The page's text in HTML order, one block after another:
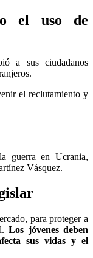
el uso de
a sus ciudadanos
el reclutamiento y
guerra en Ucrania,
Vásquez.
para proteger a
Los jóvenes deben
sus vidas y el